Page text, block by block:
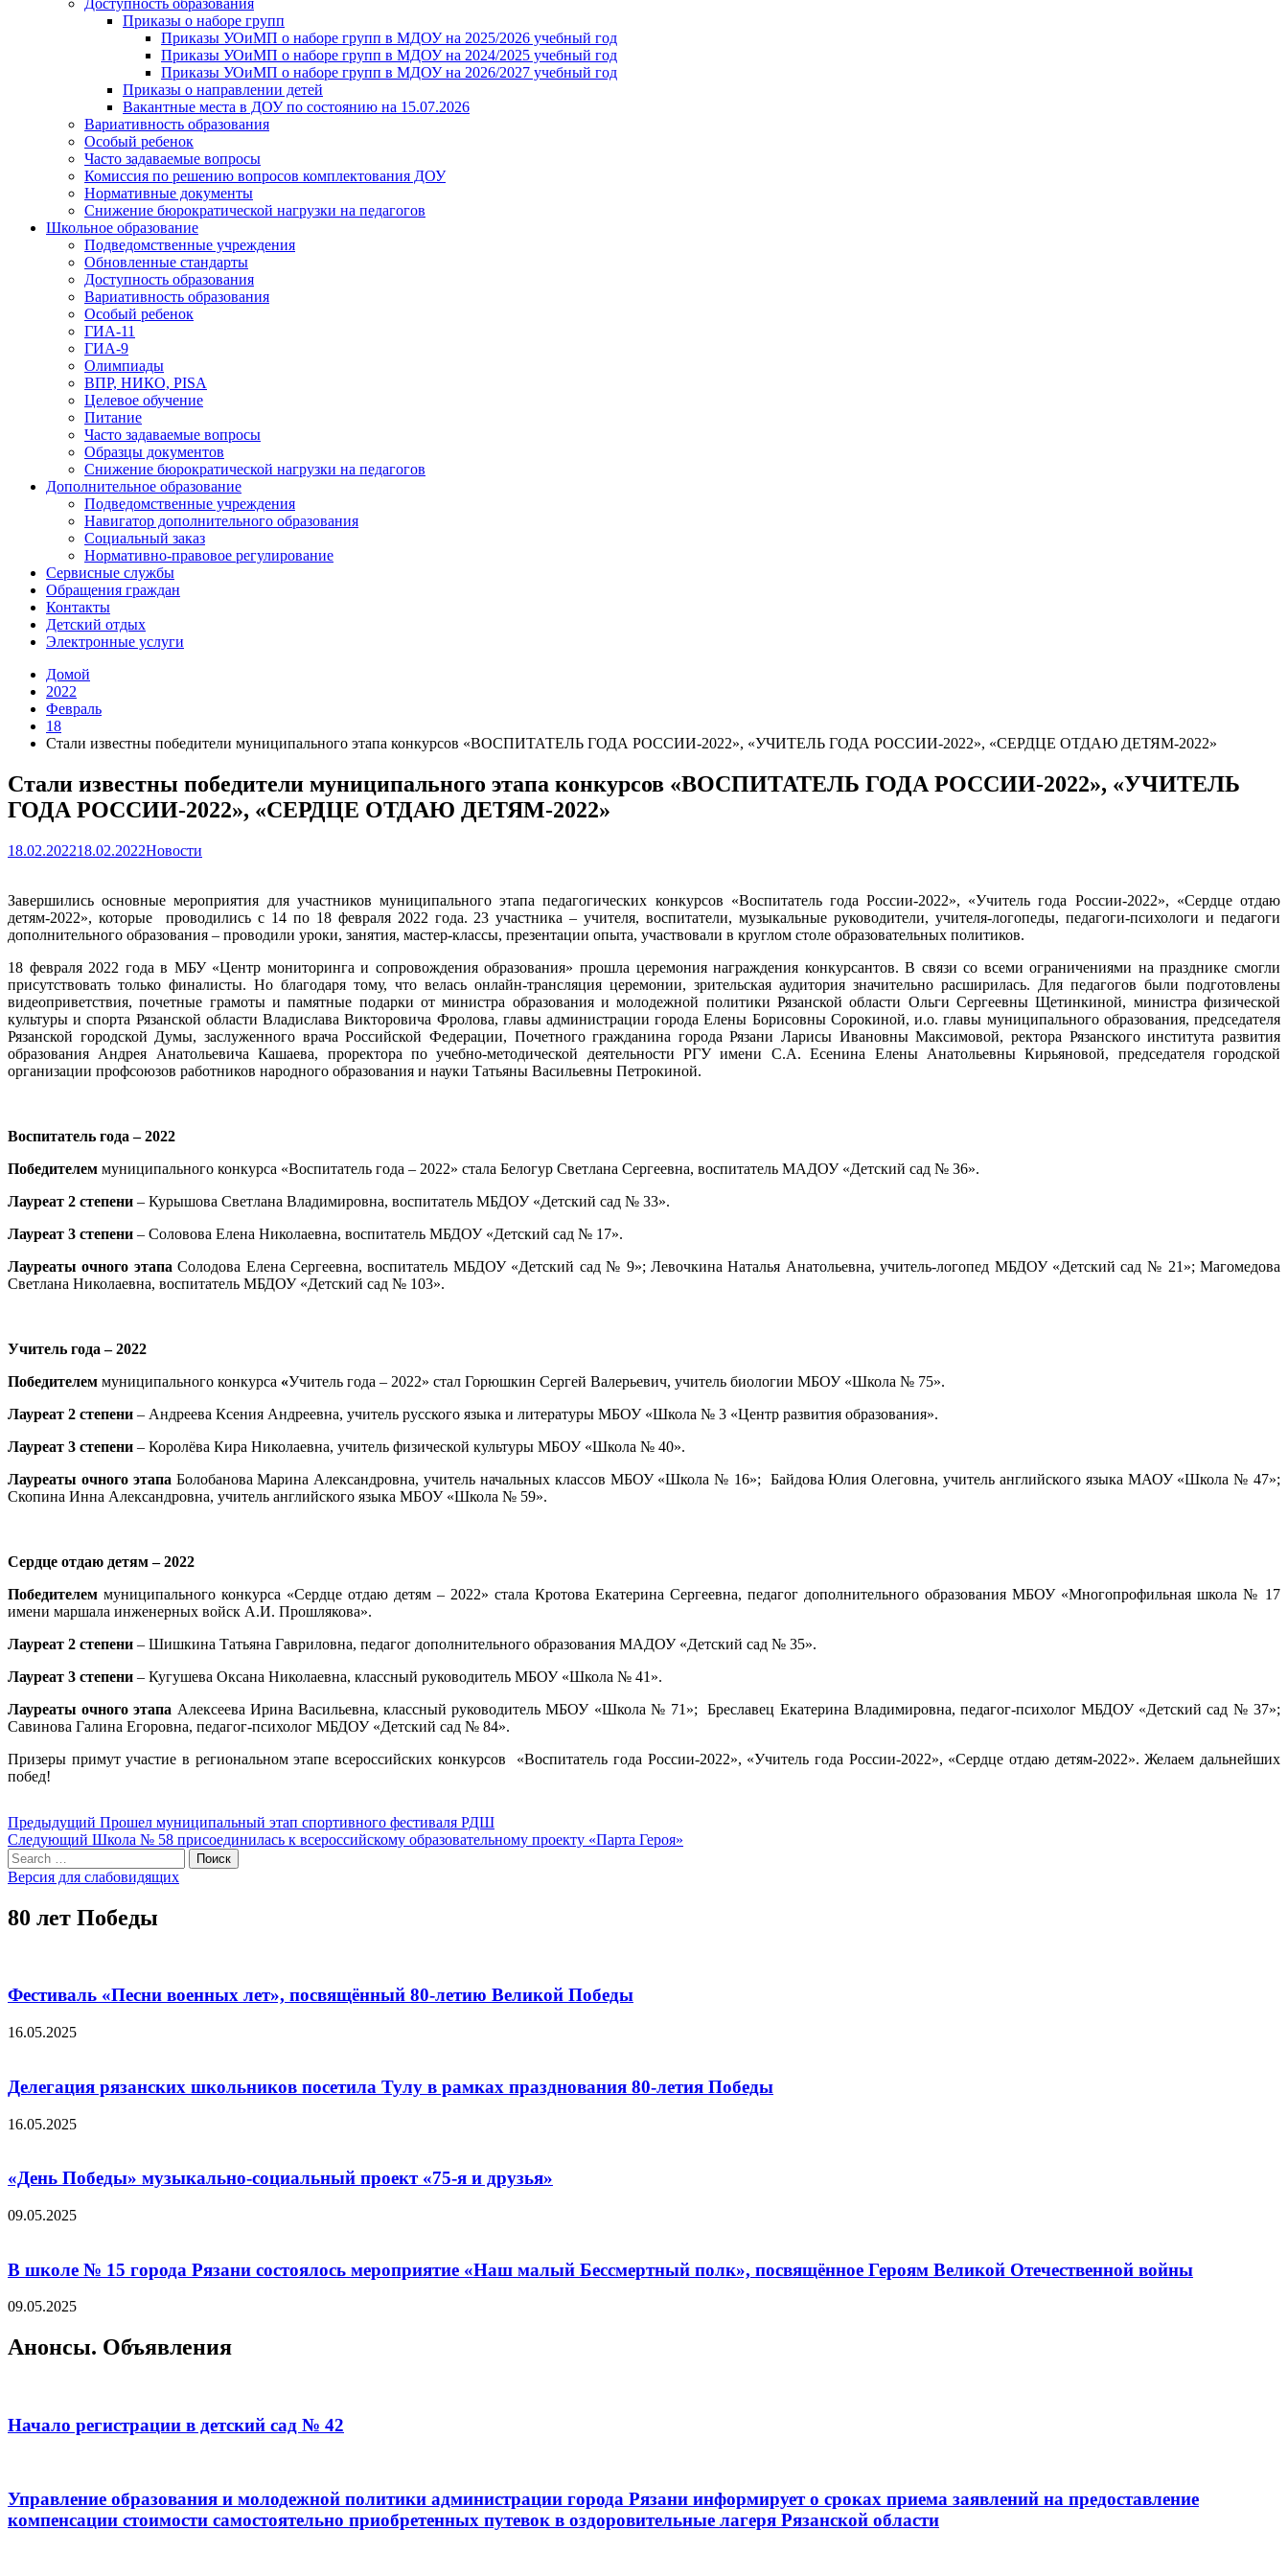
Доступность образования
Приказы о наборе групп
Приказы УОиМП о наборе групп в МДОУ на 2025/2026 учебный год
Приказы УОиМП о наборе групп в МДОУ на 2024/2025 учебный год
Приказы УОиМП о наборе групп в МДОУ на 2026/2027 учебный год
Приказы о направлении детей
Вакантные места в ДОУ по состоянию на 15.07.2026
Вариативность образования
Особый ребенок
Часто задаваемые вопросы
Комиссия по решению вопросов комплектования ДОУ
Нормативные документы
Снижение бюрократической нагрузки на педагогов
Школьное образование
Подведомственные учреждения
Обновленные стандарты
Доступность образования
Вариативность образования
Особый ребенок
ГИА-11
ГИА-9
Олимпиады
ВПР, НИКО, PISA
Целевое обучение
Питание
Часто задаваемые вопросы
Образцы документов
Снижение бюрократической нагрузки на педагогов
Дополнительное образование
Подведомственные учреждения
Навигатор дополнительного образования
Социальный заказ
Нормативно-правовое регулирование
Сервисные службы
Обращения граждан
Контакты
Детский отдых
Электронные услуги
Домой
2022
Февраль
18
Стали известны победители муниципального этапа конкурсов «ВОСПИТАТЕЛЬ ГОДА РОССИИ-2022», «УЧИТЕЛЬ ГОДА РОССИИ-2022», «СЕРДЦЕ ОТДАЮ ДЕТЯМ-2022»
Стали известны победители муниципального этапа конкурсов «ВОСПИТАТЕЛЬ ГОДА РОССИИ-2022», «УЧИТЕЛЬ
ГОДА РОССИИ-2022», «СЕРДЦЕ ОТДАЮ ДЕТЯМ-2022»
18.02.202218.02.2022Новости
Завершились основные мероприятия для участников муниципального этапа педагогических конкурсов «Воспитатель года России-2022», «Учитель года России-2022», «Сердце отдаю
детям-2022», которые проводились с 14 по 18 февраля 2022 года. 23 участника – учителя, воспитатели, музыкальные руководители, учителя-логопеды, педагоги-психологи и педагоги
дополнительного образования – проводили уроки, занятия, мастер-классы, презентации опыта, участвовали в круглом столе образовательных политиков.
18 февраля 2022 года в МБУ «Центр мониторинга и сопровождения образования» прошла церемония награждения конкурсантов. В связи со всеми ограничениями на празднике смогли
присутствовать только финалисты. Но благодаря тому, что велась онлайн-трансляция церемонии, зрительская аудитория значительно расширилась. Для педагогов были подготовлены
видеоприветствия, почетные грамоты и памятные подарки от министра образования и молодежной политики Рязанской области Ольги Сергеевны Щетинкиной, министра физической
культуры и спорта Рязанской области Владислава Викторовича Фролова, главы администрации города Елены Борисовны Сорокиной, и.о. главы муниципального образования, председателя
Рязанской городской Думы, заслуженного врача Российской Федерации, Почетного гражданина города Рязани Ларисы Ивановны Максимовой, ректора Рязанского института развития
образования Андрея Анатольевича Кашаева, проректора по учебно-методической деятельности РГУ имени С.А. Есенина Елены Анатольевны Кирьяновой, председателя городской
организации профсоюзов работников народного образования и науки Татьяны Васильевны Петрокиной.
Воспитатель года – 2022
Победителем муниципального конкурса «Воспитатель года – 2022» стала Белогур Светлана Сергеевна, воспитатель МАДОУ «Детский сад № 36».
Лауреат 2 степени – Курышова Светлана Владимировна, воспитатель МБДОУ «Детский сад № 33».
Лауреат 3 степени – Соловова Елена Николаевна, воспитатель МБДОУ «Детский сад № 17».
Лауреаты очного этапаСолодова Елена Сергеевна, воспитатель МБДОУ «Детский сад № 9»; Левочкина Наталья Анатольевна, учитель-логопед МБДОУ «Детский сад № 21»; Магомедова
Светлана Николаевна, воспитатель МБДОУ «Детский сад № 103».
Учитель года – 2022
Победителем муниципального конкурса «Учитель года – 2022» стал Горюшкин Сергей Валерьевич, учитель биологии МБОУ «Школа № 75».
Лауреат 2 степени – Андреева Ксения Андреевна, учитель русского языка и литературы МБОУ «Школа № 3 «Центр развития образования».
Лауреат 3 степени – Королёва Кира Николаевна, учитель физической культуры МБОУ «Школа № 40».
Лауреаты очного этапа Болобанова Марина Александровна, учитель начальных классов МБОУ «Школа № 16»; Байдова Юлия Олеговна, учитель английского языка МАОУ «Школа № 47»;
Скопина Инна Александровна, учитель английского языка МБОУ «Школа № 59».
Сердце отдаю детям – 2022
Победителем муниципального конкурса «Сердце отдаю детям – 2022» стала Кротова Екатерина Сергеевна, педагог дополнительного образования МБОУ «Многопрофильная школа № 17
имени маршала инженерных войск А.И. Прошлякова».
Лауреат 2 степени – Шишкина Татьяна Гавриловна, педагог дополнительного образования МАДОУ «Детский сад № 35».
Лауреат 3 степени – Кугушева Оксана Николаевна, классный руководитель МБОУ «Школа № 41».
Лауреаты очного этапа Алексеева Ирина Васильевна, классный руководитель МБОУ «Школа № 71»; Бреславец Екатерина Владимировна, педагог-психолог МБДОУ «Детский сад № 37»;
Савинова Галина Егоровна, педагог-психолог МБДОУ «Детский сад № 84».
Призеры примут участие в региональном этапе всероссийских конкурсов «Воспитатель года России-2022», «Учитель года России-2022», «Сердце отдаю детям-2022». Желаем дальнейших
побед!
Навигация
по
записям
Предыдущий Предыдущий
пост:
Прошел муниципальный этап спортивного фестиваля РДШ
Следующий Следующий
Школа № 58 присоединилась к всероссийскому образовательному проекту «Парта Героя»
Search
for:
Поиск
Версия для слабовидящих
80 лет Победы
Фестиваль «Песни военных лет», посвящённый 80-летию Великой Победы
16.05.2025
Делегация рязанских школьников посетила Тулу в рамках празднования 80-летия Победы
16.05.2025
«День Победы» музыкально-социальный проект «75-я и друзья»
09.05.2025
В школе № 15 города Рязани состоялось мероприятие «Наш малый Бессмертный полк», посвящённое Героям Великой Отечественной войны
09.05.2025
Анонсы. Объявления
Начало регистрации в детский сад № 42
Управление образования и молодежной политики администрации города Рязани информирует о сроках приема заявлений на предоставление
компенсации стоимости самостоятельно приобретенных путевок в оздоровительные лагеря Рязанской области